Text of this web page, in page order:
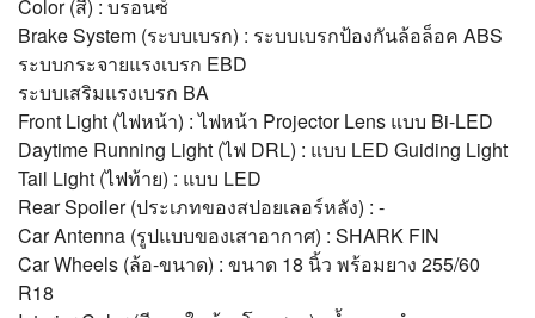
Color (สี) : บรอนซ์
Brake System (ระบบเบรก) : ระบบเบรกป้องกันล้อล็อค ABS
ระบบกระจายแรงเบรก EBD
ระบบเสริมแรงเบรก BA
Front Light (ไฟหน้า) : ไฟหน้า Projector Lens แบบ Bi-LED
Daytime Running Light (ไฟ DRL) : แบบ LED Guiding Light
Tail Light (ไฟท้าย) : แบบ LED
Rear Spoiler (ประเภทของสปอยเลอร์หลัง) : -
Car Antenna (รูปแบบของเสาอากาศ) : SHARK FIN
Car Wheels (ล้อ-ขนาด) : ขนาด 18 นิ้ว พร้อมยาง 255/60
R18